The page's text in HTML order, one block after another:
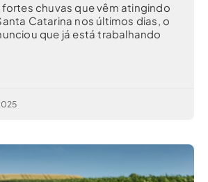
fortes chuvas que vêm atingindo
Catarina nos últimos dias, o
que já está trabalhando